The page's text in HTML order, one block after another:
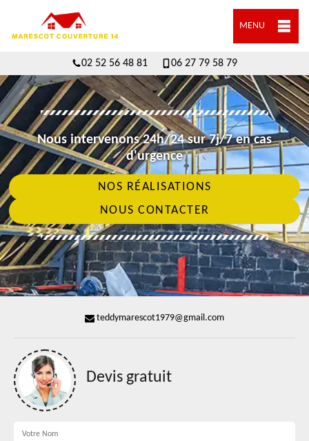
MENU
02 52 56 48 81 06 27 79 58 79
Nous intervenons 24h/24 sur 7j/7 en cas
d'urgence
NOS RÉALISATIONS
NOUS CONTACTER
teddymarescot1979@gmail.com
Devis gratuit